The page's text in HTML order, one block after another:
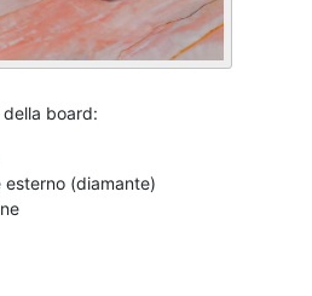
board:
(diamante)